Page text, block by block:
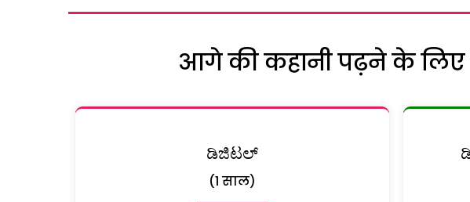
आगे की कहानी पढ़ने के लिए
ಡಿಜಿಟಲ್
(1 साल)